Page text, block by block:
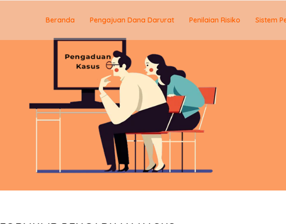
Beranda Pengajuan Dana Darurat Penilaian Risiko Sistem